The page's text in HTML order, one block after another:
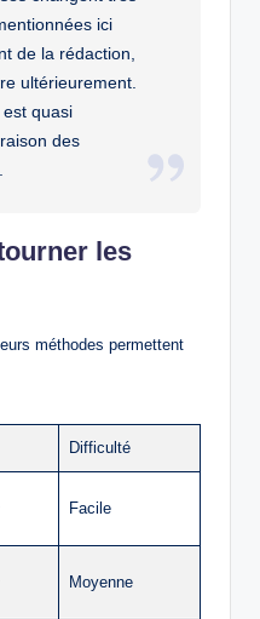
ici
de la rédaction,
ultérieurement.
est quasi
des
les
méthodes permettent
Difficulté
Facile
Moyenne